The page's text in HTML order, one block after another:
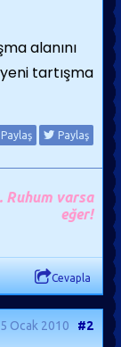
alanını
tartışma
Paylaş Paylaş
Ruhum varsa
eğer!
Cevapla
Ocak 2010 #2